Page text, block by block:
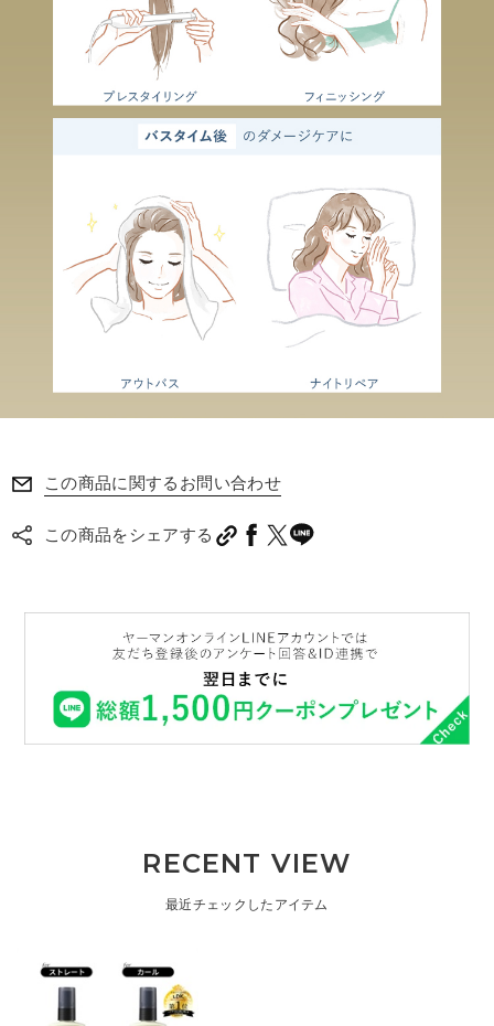
この商品に関するお問い合わせ
この商品をシェアする
RECENT VIEW
最近チェックしたアイテム